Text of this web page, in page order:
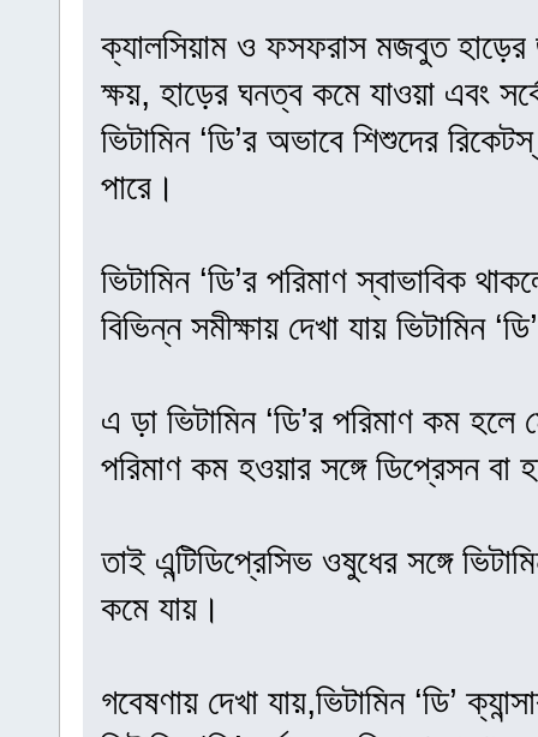
ক্যালসিয়াম ও ফসফরাস মজবুত হাড়ের
ক্ষয়, হাড়ের ঘনত্ব কমে যাওয়া এবং
ভিটামিন ‘ডি’র অভাবে শিশুদের
পারে।
ভিটামিন ‘ডি’র পরিমাণ স্বাভাবিক
বিভিন্ন সমীক্ষায় দেখা যায় ভিটামিন
এ ড়া ভিটামিন ‘ডি’র পরিমাণ কম হলে
পরিমাণ কম হওয়ার সঙ্গে ডিপ্রেসন
তাই এন্টিডিপ্রেসিভ ওষুধের সঙ্গে
কমে যায়।
গবেষণায় দেখা যায়,ভিটামিন ‘ডি’